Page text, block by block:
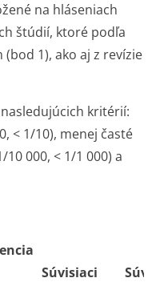
na hláseniach
štúdií, ktoré podľa
1), ako aj z revízie
kritérií:
< 1/10), menej časté
10 000, < 1/1 000) a
Súvisiaci